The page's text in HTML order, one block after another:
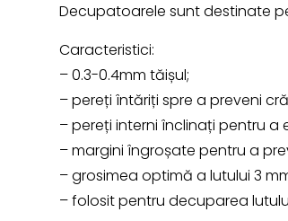
Decupatoarele sunt destinate
Caracteristici:
– 0.3-0.4mm tăișul;
– pereți întăriți spre a preveni
– pereți interni înclinați pentru a
– margini îngroșate pentru a
– grosimea optimă a lutului 3
– folosit pentru decuparea